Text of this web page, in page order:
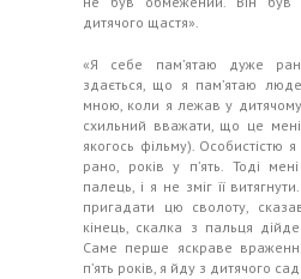
дитячого щастя».
«Я себе пам’ятаю дуже
здається, що я пам’ятаю
мною, коли я лежав у дитячому
схильний вважати, що це мені
якогось фільму). Особистістю
рано, років у п’ять. Тоді
палець, і я не зміг її
пригадати цю сволоту,
кінець, скалка з пальця
Саме перше яскраве
п’ять років, я йду з дитячого